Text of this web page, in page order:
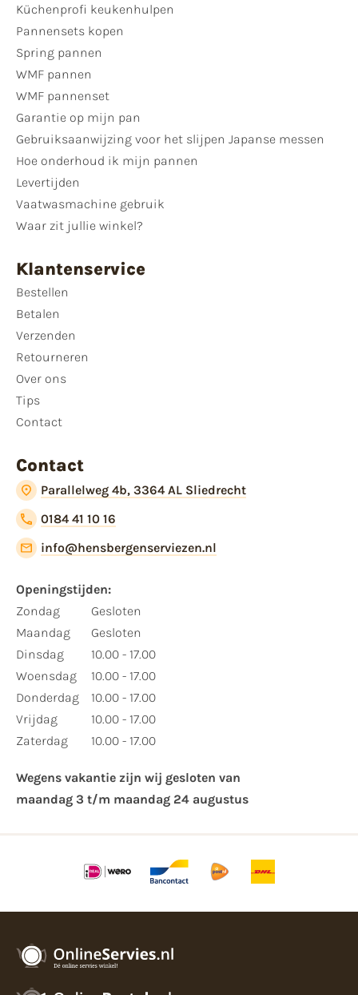
Küchenprofi keukenhulpen
Pannensets kopen
Spring pannen
WMF pannen
WMF pannenset
Garantie op mijn pan
Gebruiksaanwijzing voor het slijpen Japanse messen
Hoe onderhoud ik mijn pannen
Levertijden
Vaatwasmachine gebruik
Waar zit jullie winkel?
Klantenservice
Bestellen
Betalen
Verzenden
Retourneren
Over ons
Tips
Contact
Contact
Parallelweg 4b, 3364 AL Sliedrecht
0184 41 10 16
info@hensbergenserviezen.nl
Openingstijden:​
​Zondag
Maandag
Dinsdag
Woensdag
Donderdag
Vrijdag
Zaterdag
Gesloten
Gesloten
10.00 - 17.00
10.00 - 17.00
10.00 - 17.00
10.00 - 17.00
10.00 - 17.00
Wegens vakantie zijn wij gesloten van ​
maandag 3 t/m maandag 24 augustus